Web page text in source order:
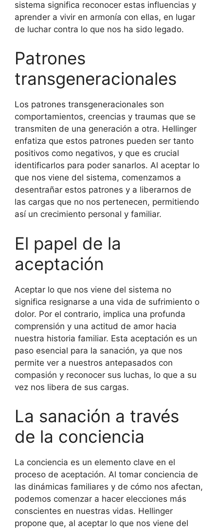
sistema significa reconocer estas influencias y
aprender a vivir en armonía con ellas, en lugar
de luchar contra lo que nos ha sido legado.
Patrones
transgeneracionales
Los patrones transgeneracionales son
comportamientos, creencias y traumas que se
transmiten de una generación a otra. Hellinger
enfatiza que estos patrones pueden ser tanto
positivos como negativos, y que es crucial
identificarlos para poder sanarlos. Al aceptar lo
que nos viene del sistema, comenzamos a
desentrañar estos patrones y a liberarnos de
las cargas que no nos pertenecen, permitiendo
así un crecimiento personal y familiar.
El papel de la
aceptación
Aceptar lo que nos viene del sistema no
significa resignarse a una vida de sufrimiento o
dolor. Por el contrario, implica una profunda
comprensión y una actitud de amor hacia
nuestra historia familiar. Esta aceptación es un
paso esencial para la sanación, ya que nos
permite ver a nuestros antepasados con
compasión y reconocer sus luchas, lo que a su
vez nos libera de sus cargas.
La sanación a través
de la conciencia
La conciencia es un elemento clave en el
proceso de aceptación. Al tomar conciencia de
las dinámicas familiares y de cómo nos afectan,
podemos comenzar a hacer elecciones más
conscientes en nuestras vidas. Hellinger
propone que, al aceptar lo que nos viene del